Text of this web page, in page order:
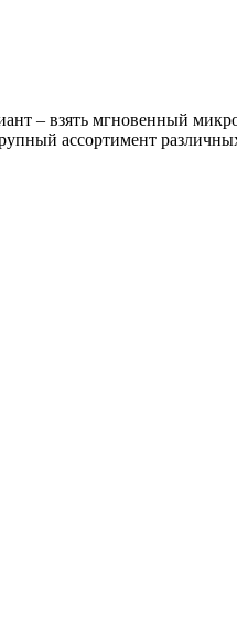
– взять мгновенный
ассортимент